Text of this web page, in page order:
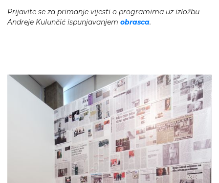
Prijavite se za primanje vijesti o programima uz izložbu
Andreje Kulunčić ispunjavanjem obrasca.